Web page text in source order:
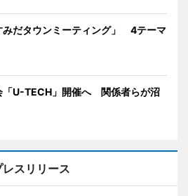
みだタウンミーティング」 4テーマ
「U-TECH」開催へ 関係者らが沼
レスリリース